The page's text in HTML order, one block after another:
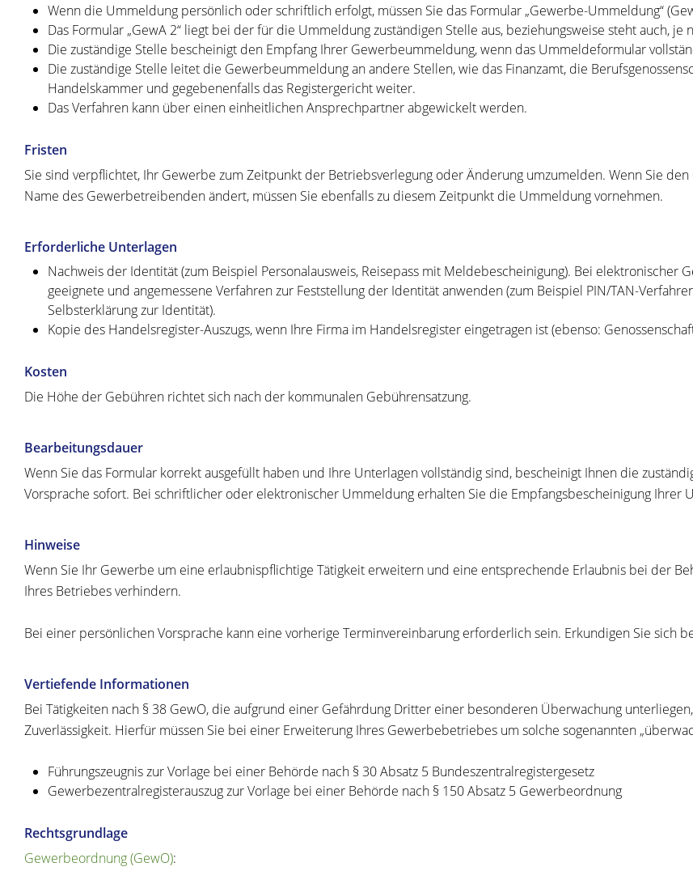
Wenn die Ummeldung persönlich oder schriftlich erfolgt, müssen Sie das Formular „Gewerbe-Ummeldung“
Das Formular „GewA 2“ liegt bei der für die Ummeldung zuständigen Stelle aus, beziehungsweise steht auch, je
Die zuständige Stelle bescheinigt den Empfang Ihrer Gewerbeummeldung, wenn das Ummeldeformular
Die zuständige Stelle leitet die Gewerbeummeldung an andere Stellen, wie das Finanzamt, die
Handelskammer und gegebenenfalls das Registergericht weiter.
Das Verfahren kann über einen einheitlichen Ansprechpartner abgewickelt werden.
Fristen
Sie sind verpflichtet, Ihr Gewerbe zum Zeitpunkt der Betriebsverlegung oder Änderung umzumelden. Wenn Sie
Name des Gewerbetreibenden ändert, müssen Sie ebenfalls zu diesem Zeitpunkt die Ummeldung vornehmen.
Erforderliche Unterlagen
Nachweis der Identität (zum Beispiel Personalausweis, Reisepass mit Meldebescheinigung). Bei elektronischer
geeignete und angemessene Verfahren zur Feststellung der Identität anwenden (zum Beispiel PIN/TAN-
Selbsterklärung zur Identität).
Kopie des Handelsregister-Auszugs, wenn Ihre Firma im Handelsregister eingetragen ist (ebenso:
Kosten
Die Höhe der Gebühren richtet sich nach der kommunalen Gebührensatzung.
Bearbeitungsdauer
Wenn Sie das Formular korrekt ausgefüllt haben und Ihre Unterlagen vollständig sind, bescheinigt Ihnen die
Vorsprache sofort. Bei schriftlicher oder elektronischer Ummeldung erhalten Sie die Empfangsbescheinigung Ihrer
Hinweise
Wenn Sie Ihr Gewerbe um eine erlaubnispflichtige Tätigkeit erweitern und eine entsprechende Erlaubnis bei der
Ihres Betriebes verhindern.
Bei einer persönlichen Vorsprache kann eine vorherige Terminvereinbarung erforderlich sein. Erkundigen Sie sich
Vertiefende Informationen
Bei Tätigkeiten nach § 38 GewO, die aufgrund einer Gefährdung Dritter einer besonderen Überwachung
Zuverlässigkeit. Hierfür müssen Sie bei einer Erweiterung Ihres Gewerbebetriebes um solche sogenannten
Führungszeugnis zur Vorlage bei einer Behörde nach § 30 Absatz 5 Bundeszentralregistergesetz
Gewerbezentralregisterauszug zur Vorlage bei einer Behörde nach § 150 Absatz 5 Gewerbeordnung
Rechtsgrundlage
Gewerbeordnung (GewO):